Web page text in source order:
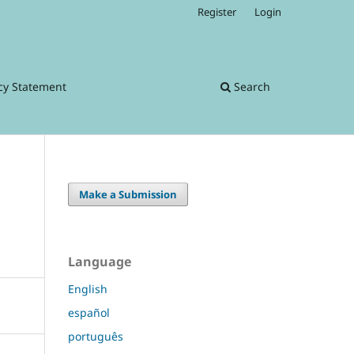
Statement Search
Register Login
Make a Submission
Language
English
español
português